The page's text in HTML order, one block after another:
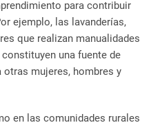
para contribuir
ejemplo, las lavanderías,
que realizan manualidades
una fuente de
otras mujeres, hombres y
en las comunidades rurales